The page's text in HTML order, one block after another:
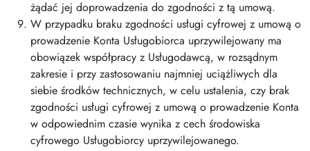
żądać jej doprowadzenia do zgodności z tą umową.
W przypadku braku zgodności usługi cyfrowej z umową o
prowadzenie Konta Usługobiorca uprzywilejowany ma
obowiązek współpracy z Usługodawcą, w rozsądnym
zakresie i przy zastosowaniu najmniej uciążliwych dla
siebie środków technicznych, w celu ustalenia, czy brak
zgodności usługi cyfrowej z umową o prowadzenie Konta
w odpowiednim czasie wynika z cech środowiska
cyfrowego Usługobiorcy uprzywilejowanego.